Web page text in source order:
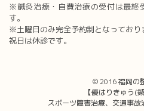
※鍼灸治療・自費治療の受付は最終
す。
※土曜日のみ完全予約制となっており
祝日は休診です。
© 2016福岡の
【優はりきゅう(
スポーツ障害治療、交通事